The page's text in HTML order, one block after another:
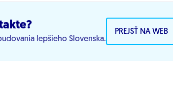
lepšieho Slovenska.
PREJSŤ NA WEB